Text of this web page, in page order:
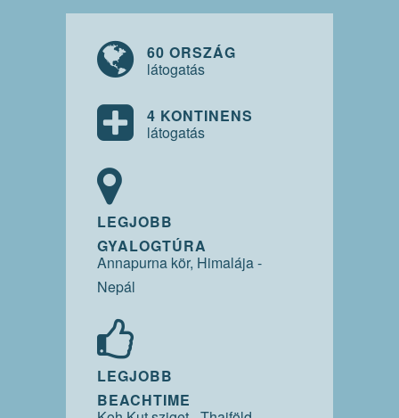
60 ORSZÁG
látogatás
4 KONTINENS
látogatás
LEGJOBB
GYALOGTÚRA
Annapurna kör, Himalája -
Nepál
LEGJOBB
BEACHTIME